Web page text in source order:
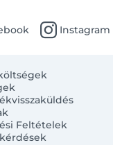
instagram Instagram
Feltételek